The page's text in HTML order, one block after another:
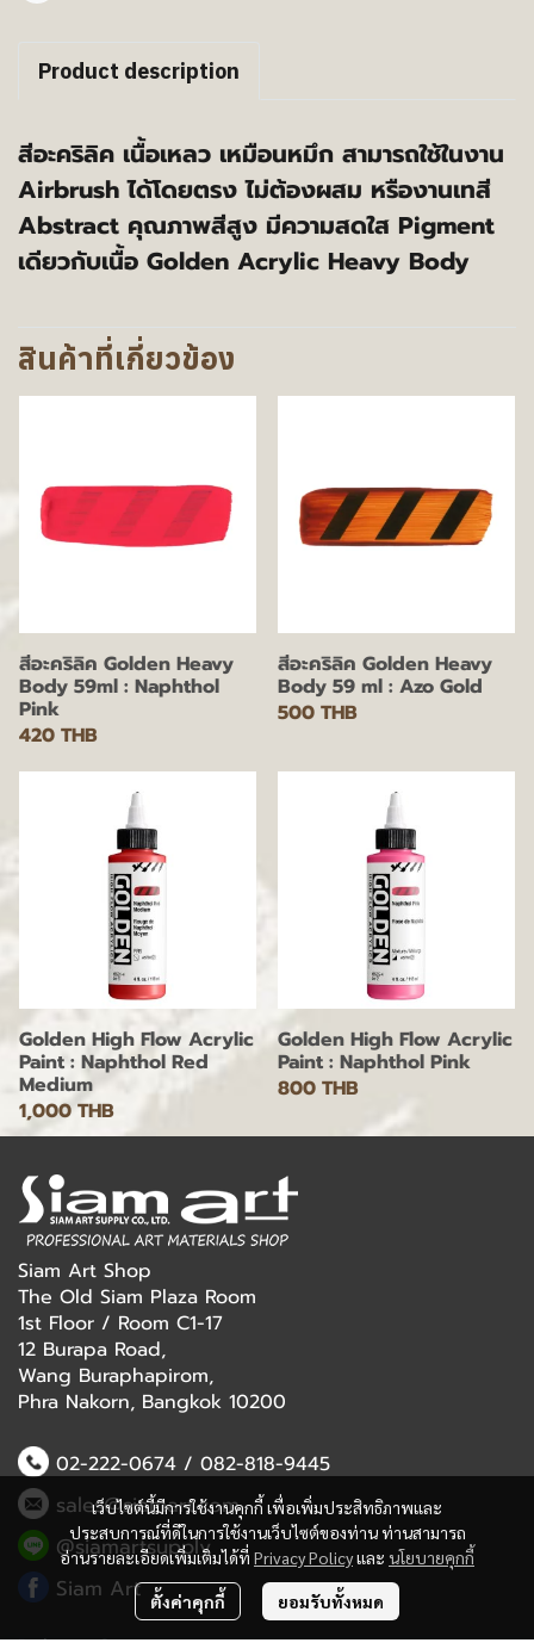
Product description
สีอะคริลิค เนื้อเหลว เหมือนหมึก สามารถใช้ในงาน
Airbrush ได้โดยตรง ไม่ต้องผสม หรืองานเทสี
Abstract คุณภาพสีสูง มีความสดใส Pigment
เดียวกับเนื้อ Golden Acrylic Heavy Body
สินค้าที่เกี่ยวข้อง
สีอะคริลิค Golden Heavy
Body 59ml : Naphthol
Pink
420 THB
สีอะคริลิค Golden Heavy
Body 59 ml : Azo Gold
500 THB
Golden High Flow Acrylic
Paint : Naphthol Red
Medium
1,000 THB
Golden High Flow Acrylic
Paint : Naphthol Pink
800 THB
เว็บไซต์นี้มีการใช้งานคุกกี้ เพื่อเพิ่มประสิทธิภาพและ
ประสบการณ์ที่ดีในการใช้งานเว็บไซต์ของท่าน ท่านสามารถ
อ่านรายละเอียดเพิ่มเติมได้ที่ Privacy Policyและ นโยบายคุกกี้
ตั้งค่าคุกกี้ ยอมรับทั้งหมด
Siam Art Shop
The Old Siam Plaza Room
1st Floor / Room C1-17
12 Burapa Road,
Wang Buraphapirom,
Phra Nakorn, Bangkok 10200
02-222-0674/ 082-818-9445
sales@siamart.com
@siamartsupply
Siam Art